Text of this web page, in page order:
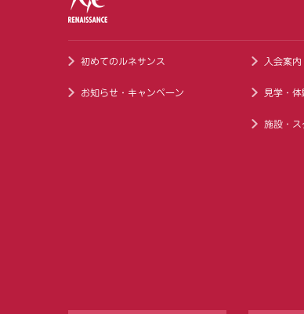
初めてのルネサンス
お知らせ・キャンペーン
入会案
見学・体
施設・ス